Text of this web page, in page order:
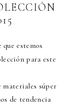
estemos
para este
materiales súper
de tendencia